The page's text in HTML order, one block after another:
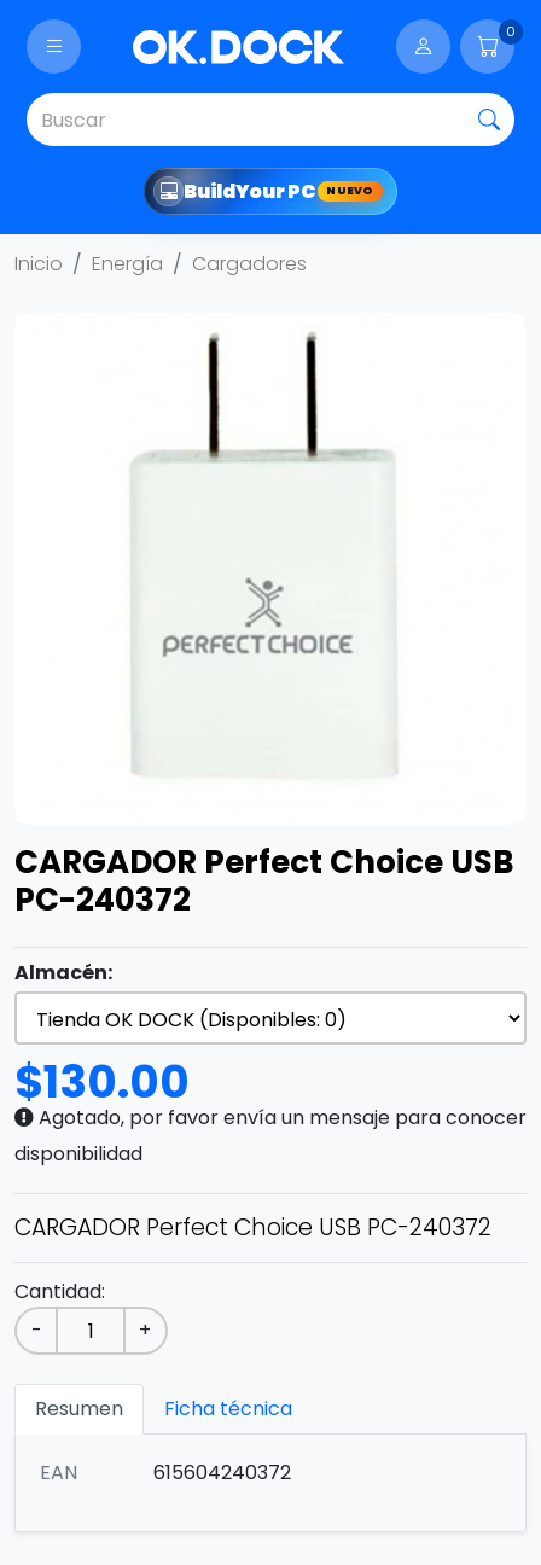
0
BuildYour PC NUEVO
Inicio Energía Cargadores
CARGADOR Perfect Choice USB
PC-240372
Almacén:
$130.00
Agotado, por favor envía un mensaje para conocer
disponibilidad
CARGADOR Perfect Choice USB PC-240372
Cantidad:
-
+
Resumen Ficha técnica
EAN 615604240372